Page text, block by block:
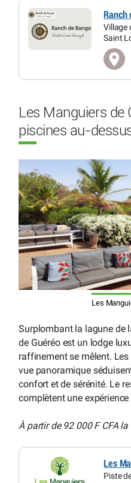
Ranch
Village
Saint
Les Manguiers de
piscines au-
Les
Surplombant la lagune de
de Guéréo est un lodge
raffinement se mêlent.
vue panoramique
confort et de sérénité. Le
complètent une
À partir de 92 000 F CFA
Les
Piste